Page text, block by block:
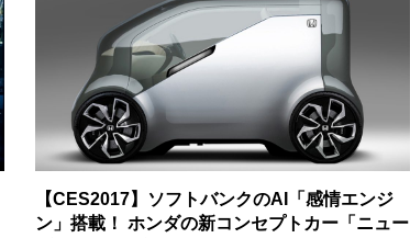
【CES2017】ソフトバンクのAI「感情エンジ
ン」搭載！ ホンダの新コンセプトカー「ニュー